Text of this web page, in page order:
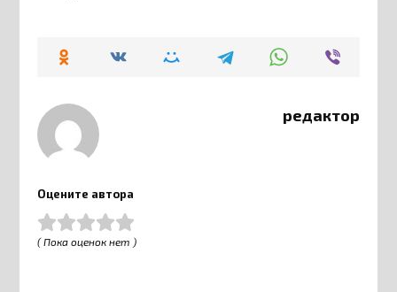
редактор
Оцените автора
( Пока оценок нет )